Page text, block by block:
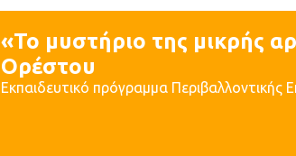
«Το μυστήριο της μικρής
Ορέστου
Εκπαιδευτικό πρόγραμμα